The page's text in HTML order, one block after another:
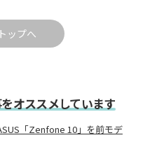
ップへ
オススメしています
「Zenfone 10」を前モデ